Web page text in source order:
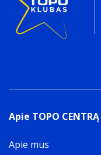
The voltage of the
the product.
220 - 240 V
Pakuotės turinys
Kiekis pakuotėje
1 vnt
Apie TOPO CENTRĄ
Apie mus